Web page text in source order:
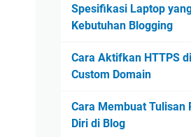
Spesifikasi Laptop
Kebutuhan Blogging
Cara Aktifkan HTTPS
Custom Domain
Cara Membuat Tulisan
Diri di Blog